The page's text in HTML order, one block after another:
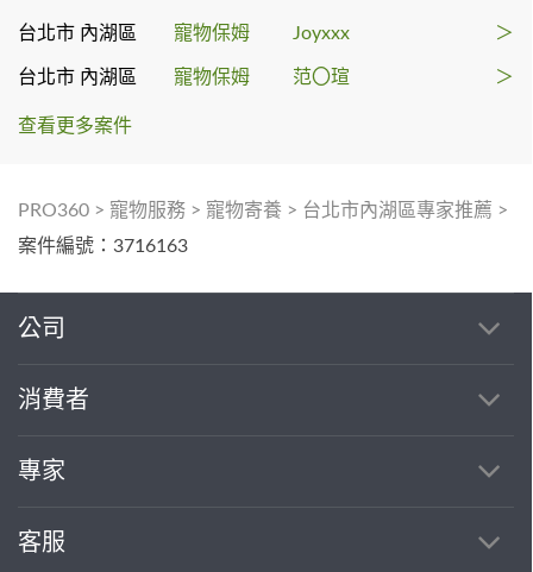
台北市 內湖區 寵物保姆 Joyxxx ＞
台北市 內湖區 寵物保姆 范〇瑄 ＞
查看更多案件
PRO360 > 寵物服務 > 寵物寄養 > 台北市內湖區專家推薦 >
案件編號：3716163
公司
消費者
專家
客服